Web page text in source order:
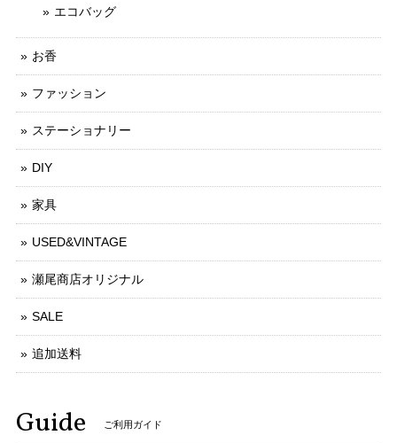
エコバッグ
お香
ファッション
ステーショナリー
DIY
家具
USED&VINTAGE
瀬尾商店オリジナル
SALE
追加送料
Guide ご利用ガイド